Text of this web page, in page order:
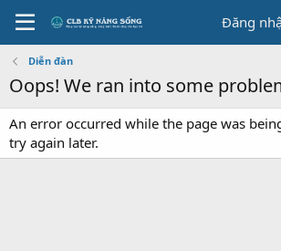
Đăng
Diễn đàn
Oops! We ran into some
An error occurred while the page was
try again later.